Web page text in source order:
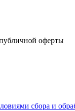
оферты
сбора и